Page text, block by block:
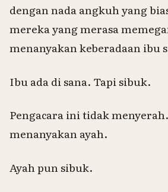
dengan nada angkuh yang
mereka yang merasa
menanyakan keberadaan ibu
Ibu ada di sana. Tapi sibuk.
Pengacara ini tidak
menanyakan ayah.
Ayah pun sibuk.